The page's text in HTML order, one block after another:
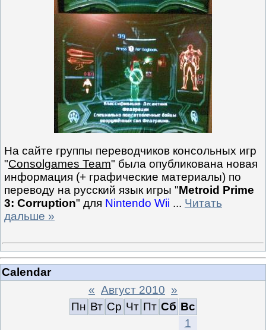
На сайте группы переводчиков консольных игр
"Consolgames Team" была опубликована новая
информация (+ графические материалы) по
переводу на русский язык игры "Metroid Prime
3: Corruption" для Nintendo Wii ... Читать
дальше »
Calendar
« Август 2010 »
Пн Вт Ср Чт Пт Сб Вс
1